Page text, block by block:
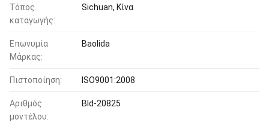
Τόπος
καταγωγής:
Sichuan, Κίνα
Επωνυμία
Μάρκας:
Baolida
Πιστοποίηση: ISO9001:2008
Αριθμός
μοντέλου:
Bld-20825